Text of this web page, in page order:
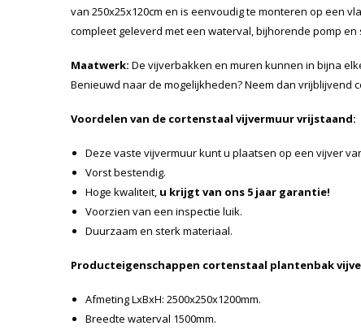
van 250x25x120cm en is eenvoudig te monteren op een
compleet geleverd met een waterval, bijhorende pomp en
Maatwerk: De vijverbakken en muren kunnen in bijna
Benieuwd naar de mogelijkheden? Neem dan vrijblijvend
Voordelen van de cortenstaal vijvermuur vrijstaand:
Deze vaste vijvermuur kunt u plaatsen op een vijver
Vorst bestendig.
Hoge kwaliteit, u krijgt van ons 5 jaar garantie!
Voorzien van een inspectie luik.
Duurzaam en sterk materiaal.
Producteigenschappen cortenstaal plantenbak
Afmeting LxBxH: 2500x250x1200mm.
Breedte waterval 1500mm.